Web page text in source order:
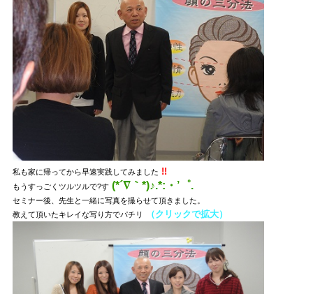
私も家に帰ってから早速実践してみました !!
もうすっごくツルツルで?す(*´∇｀*)♪.*:・’゜.
セミナー後、先生と一緒に写真を撮らせて頂きました。
教えて頂いたキレイな写り方でパチリ
（クリックで拡大）